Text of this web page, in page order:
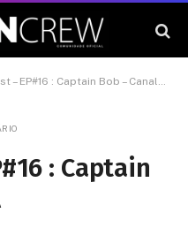
EP#16 : Captain Bob – Canal ASA
: Captain